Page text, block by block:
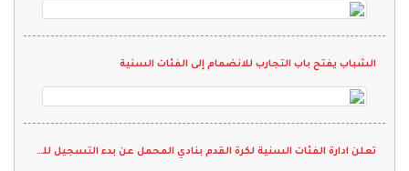
الشباب يفتح باب التجارب للانضمام إلى الفئات السنية
تعلن ادارة الفئات السنية لكرة القدم بنادي المحمل عن بدء التسجيل للمرحلة الأولى